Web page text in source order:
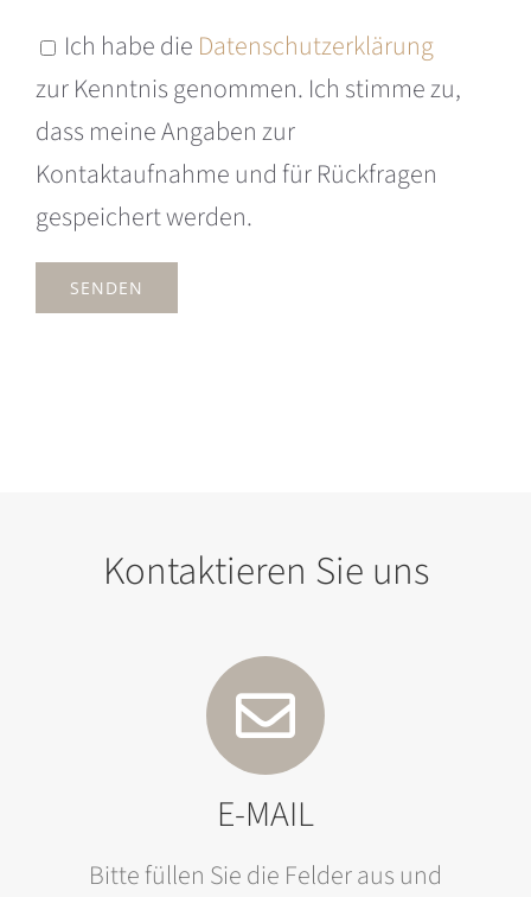
Ich habe die Datenschutzerklärung
zur Kenntnis genommen. Ich stimme zu,
dass meine Angaben zur
Kontaktaufnahme und für Rückfragen
gespeichert werden.
Kontaktieren Sie uns
E-MAIL
Bitte füllen Sie die Felder aus und